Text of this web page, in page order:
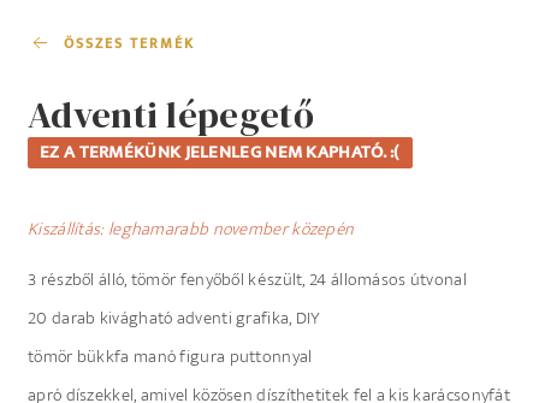
ÖSSZES TERMÉK
Adventi lépegető
EZ A TERMÉKÜNK JELENLEG NEM KAPHATÓ. :(
Kiszállítás: leghamarabb november közepén
3 részből álló, tömör fenyőből készült, 24 állomásos útvonal
20 darab kivágható adventi grafika, DIY
tömör bükkfa manó figura puttonnyal
apró díszekkel, amivel közösen díszíthetitek fel a kis karácsonyfát